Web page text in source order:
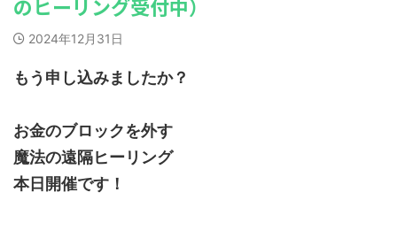
のヒーリング受付中）
2024年12月31日
もう申し込みましたか？
お金のブロックを外す
魔法の遠隔ヒーリング
本日開催です！